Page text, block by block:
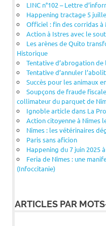
LINC n°102 – Lettre
Happening tractage 5
Officiel : fin des corridas à
Action à Istres avec le
Les arènes de Quito
Historique
Tentative d’abrogation
Tentative d’annuler
Succès pour les animaux
Soupçons de fraude
collimateur du parquet de
Ignoble article dans La
Action citoyenne à Nîmes
Nîmes : les vétérinaires
Paris sans aficion
Happening du 7 juin 2025
Feria de Nîmes : une
(Infoccitanie)
ARTICLES PAR